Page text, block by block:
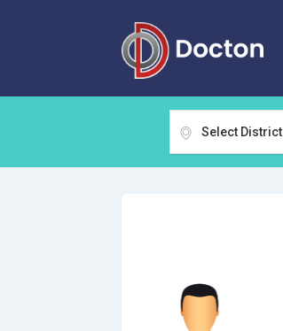
Select District